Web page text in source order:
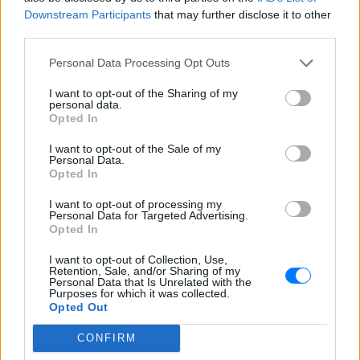
Downstream Participants that may further disclose it to other
Personal Data Processing Opt Outs
I want to opt-out of the Sharing of my
personal data.
Opted In
I want to opt-out of the Sale of my
Personal Data.
Opted In
I want to opt-out of processing my
Personal Data for Targeted Advertising.
Opted In
I want to opt-out of Collection, Use,
Retention, Sale, and/or Sharing of my
Personal Data that Is Unrelated with the
Purposes for which it was collected.
Opted Out
CONFIRM
Μητέρα 43 ετών και ο 21χρονος γιος της
– Δράμας, κοντά στην Παλαιοκώμη.
Καταδίωξη στο κέντρο της
Θεσσαλονίκης: Έσπασαν το
ΧΤΕΣ
καρφώθηκε πάνω σε κολονάκια.
Αρχεία UFO: Αθόρυβα τριγωνικά σκάφη 152
μέτρων και μεταλλική σφαίρα με ανθρώπινο